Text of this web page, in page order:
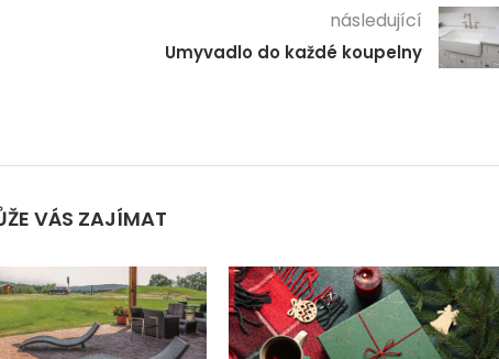
následující
Umyvadlo do každé koupelny
VÁS ZAJÍMAT